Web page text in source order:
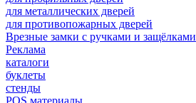
для металлических дверей
для противопожарных дверей
Врезные замки с ручками и защёлками
Реклама
каталоги
буклеты
стенды
POS материалы